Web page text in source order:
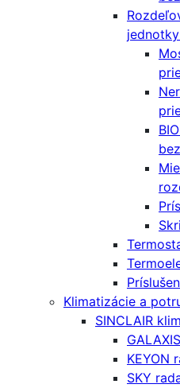
Klimatizácie a
SINCLAIR
KEYON
SKY